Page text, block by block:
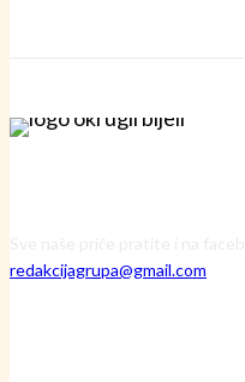
redakcijagrupa@gmail.com